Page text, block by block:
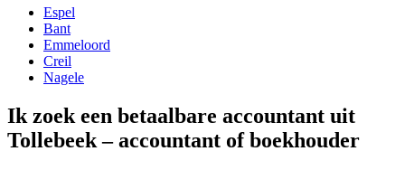
Espel
Bant
Emmeloord
Creil
Nagele
Ik zoek een betaalbare accountant uit
Tollebeek – accountant of boekhouder